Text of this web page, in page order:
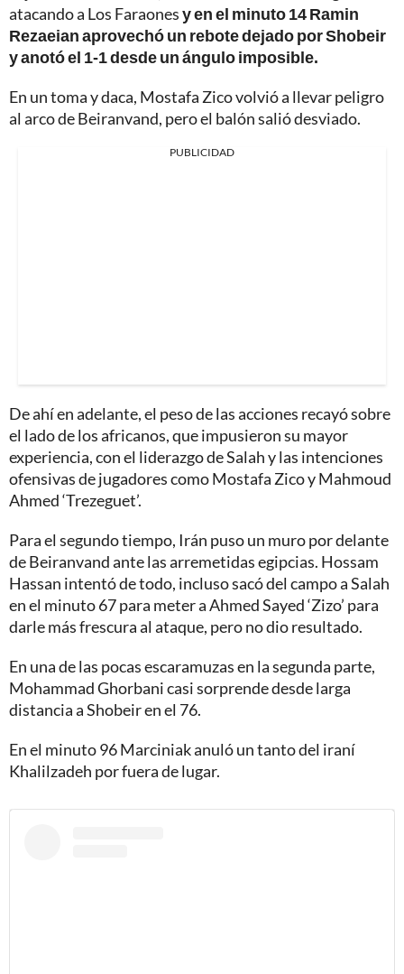
atacando a Los Faraonesy en el minuto 14 Ramin
Rezaeian aprovechó un rebote dejado por Shobeir
y anotó el 1-1 desde un ángulo imposible.
En un toma y daca, Mostafa Zico volvió a llevar peligro
al arco de Beiranvand, pero el balón salió desviado.
PUBLICIDAD
De ahí en adelante, el peso de las acciones recayó sobre
el lado de los africanos, que impusieron su mayor
experiencia, con el liderazgo de Salah y las intenciones
ofensivas de jugadores como Mostafa Zico y Mahmoud
Ahmed ‘Trezeguet’.
Para el segundo tiempo, Irán puso un muro por delante
de Beiranvand ante las arremetidas egipcias. Hossam
Hassan intentó de todo, incluso sacó del campo a Salah
en el minuto 67 para meter a Ahmed Sayed ‘Zizo’ para
darle más frescura al ataque, pero no dio resultado.
En una de las pocas escaramuzas en la segunda parte,
Mohammad Ghorbani casi sorprende desde larga
distancia a Shobeir en el 76.
En el minuto 96 Marciniak anuló un tanto del iraní
Khalilzadeh por fuera de lugar.